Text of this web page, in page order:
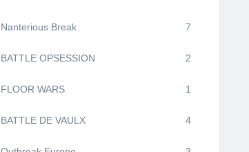
Nanterious Break 7
BATTLE OPSESSION 2
FLOOR WARS 1
BATTLE DE VAULX 4